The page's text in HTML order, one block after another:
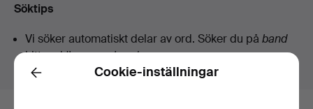
Söktips
Vi söker automatiskt delar av ord. Söker du på band
hittar vi ävenarmbandsur.
Back Cookie-inställningar